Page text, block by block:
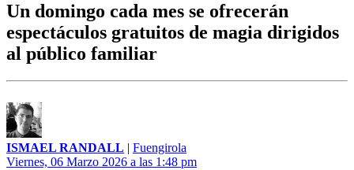
Un domingo cada mes se ofrecerán
espectáculos gratuitos de magia dirigidos
al público familiar
ISMAEL RANDALL | Fuengirola
Viernes, 06 Marzo 2026 a las 1:48 pm